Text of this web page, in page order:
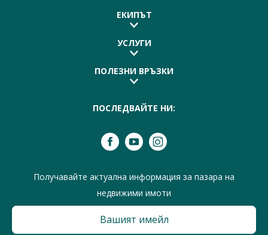
ЕКИПЪТ
УСЛУГИ
ПОЛЕЗНИ ВРЪЗКИ
ПОСЛЕДВАЙТЕ НИ:
Получавайте актуална информация за пазара на
недвижими имоти